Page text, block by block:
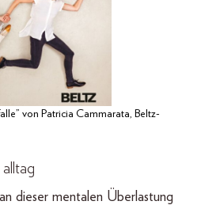
von Patricia Cammarata, Beltz-
dieser mentalen Überlastung